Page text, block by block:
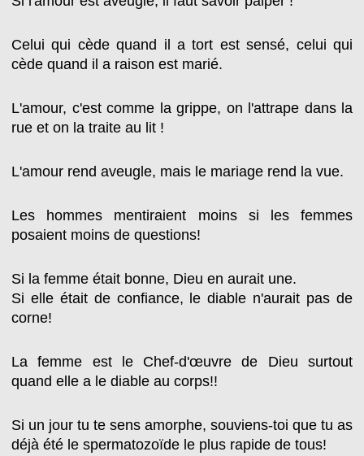
Celui qui cède quand il a tort est sensé, celui qui
cède quand il a raison est marié.
L'amour, c'est comme la grippe, on l'attrape dans la
rue et on la traite au lit !
L'amour rend aveugle, mais le mariage rend la vue.
Les hommes mentiraient moins si les femmes
posaient moins de questions!
Si la femme était bonne, Dieu en aurait une.
Si elle était de confiance, le diable n'aurait pas de
corne!
La femme est le Chef-d'œuvre de Dieu surtout
quand elle a le diable au corps!!
Si un jour tu te sens amorphe, souviens-toi que tu as
déjà été le spermatozoïde le plus rapide de tous!